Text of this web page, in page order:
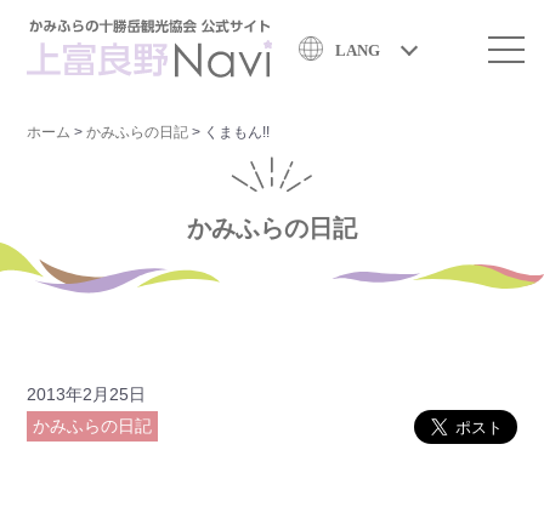
LANG
ホーム >かみふらの日記 > くまもん!!
かみふらの日記
2013年2月25日
かみふらの日記